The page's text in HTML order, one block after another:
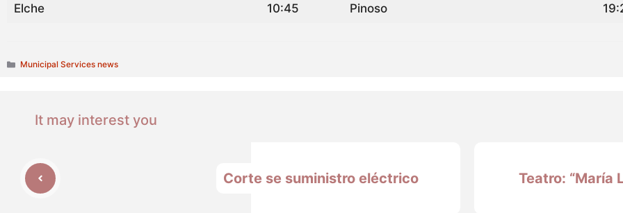
Elche 10:45 Pinoso
Categories
Municipal Services news
It may interest you
Corte se suministro eléctrico Teatro: “María